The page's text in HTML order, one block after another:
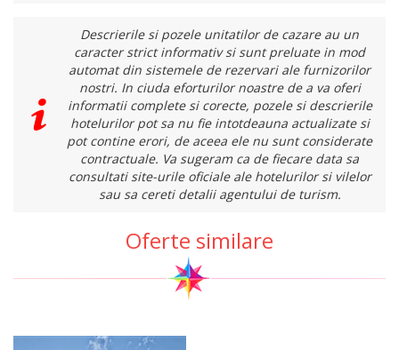
Descrierile si pozele unitatilor de cazare au un
caracter strict informativ si sunt preluate in mod
automat din sistemele de rezervari ale furnizorilor
nostri. In ciuda eforturilor noastre de a va oferi
informatii complete si corecte, pozele si descrierile
hotelurilor pot sa nu fie intotdeauna actualizate si
pot contine erori, de aceea ele nu sunt considerate
contractuale. Va sugeram ca de fiecare data sa
consultati site-urile oficiale ale hotelurilor si vilelor
sau sa cereti detalii agentului de turism.
Oferte similare